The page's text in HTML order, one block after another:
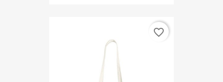
favorite_border